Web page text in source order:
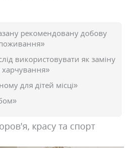
рекомендовану добову
використовувати як заміну
харчування»
для дітей місці»
красу та спорт